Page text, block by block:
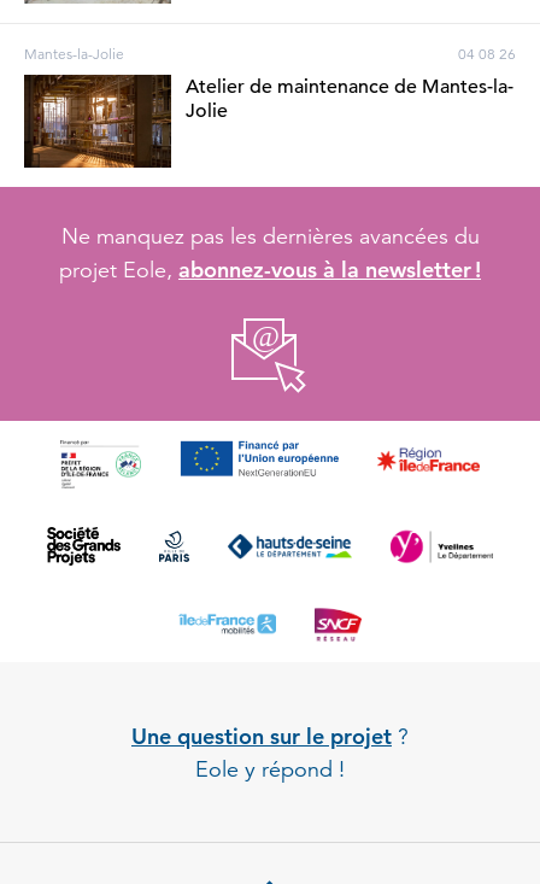
Mantes-la-Jolie 04 08 26
Atelier de maintenance de Mantes-la-
Jolie
Ne manquez pas les dernières avancées du
projet Eole, abonnez-vous à la newsletter !
Une question sur le projet ?
Eole y répond !